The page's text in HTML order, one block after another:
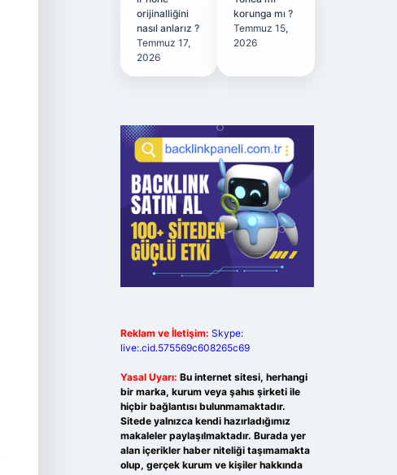
orijinalliğini
nasıl anlarız ?
Temmuz 17,
2026
korunga mı ?
Temmuz 15,
2026
Reklam ve İletişim: Skype:
live:.cid.575569c608265c69
Yasal Uyarı: Bu internet sitesi, herhangi
bir marka, kurum veya şahıs şirketi ile
hiçbir bağlantısı bulunmamaktadır.
Sitede yalnızca kendi hazırladığımız
makaleler paylaşılmaktadır. Burada yer
alan içerikler haber niteliği taşımamakta
olup, gerçek kurum ve kişiler hakkında